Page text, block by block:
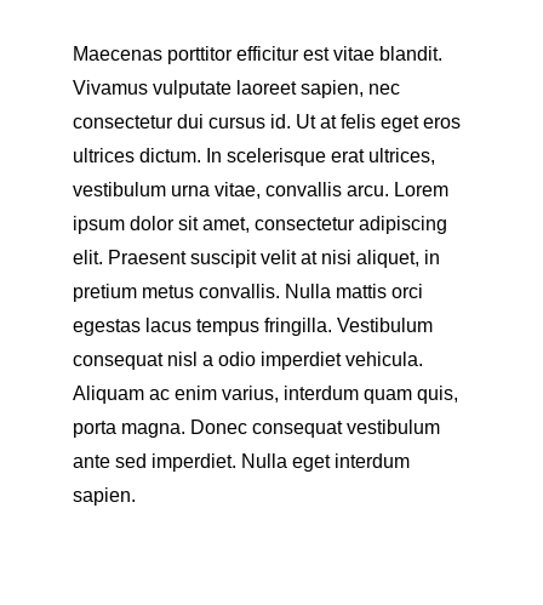
Maecenas porttitor efficitur est vitae blandit.
Vivamus vulputate laoreet sapien, nec
consectetur dui cursus id. Ut at felis eget eros
ultrices dictum. In scelerisque erat ultrices,
vestibulum urna vitae, convallis arcu. Lorem
ipsum dolor sit amet, consectetur adipiscing
elit. Praesent suscipit velit at nisi aliquet, in
pretium metus convallis. Nulla mattis orci
egestas lacus tempus fringilla. Vestibulum
consequat nisl a odio imperdiet vehicula.
Aliquam ac enim varius, interdum quam quis,
porta magna. Donec consequat vestibulum
ante sed imperdiet. Nulla eget interdum
sapien.